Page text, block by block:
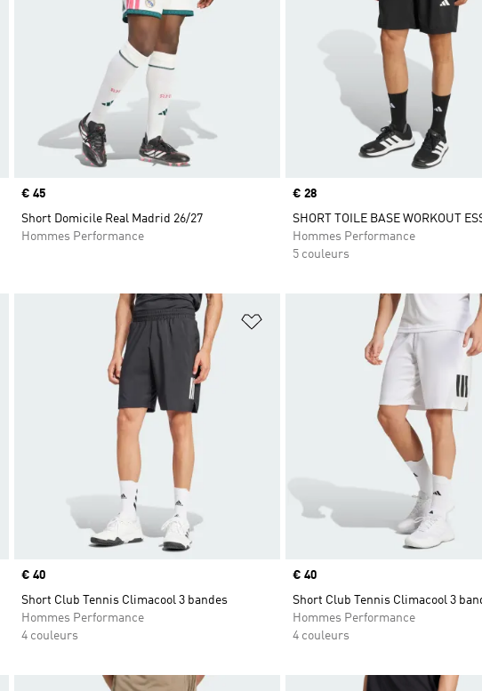
Prix
€ 45
Short Domicile Real Madrid 26/27
Hommes Performance
Prix
€ 28
SHORT TOILE BASE WORKOUT
Hommes Performance
5 couleurs
Ajouter à la Liste de produits favoris Ajouter à la Liste de produits
Prix
€ 40
Short Club Tennis Climacool 3 bandes
Hommes Performance
4 couleurs
Prix
€ 40
Short Club Tennis Climacool 3
Hommes Performance
4 couleurs